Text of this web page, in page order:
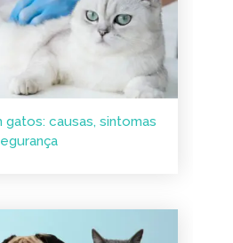
causas, sintomas